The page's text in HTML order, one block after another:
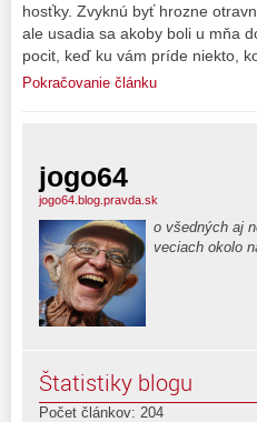
hosťky. Zvyknú byť hrozne
ale usadia sa akoby boli u mňa
pocit, keď ku vám príde niekto,
Pokračovanie článku
jogo64
jogo64.blog.pravda.sk
o všedných aj
veciach okolo
Štatistiky blogu
Počet článkov: 204